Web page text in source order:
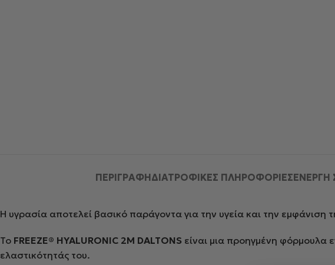
ΠΕΡΙΓΡΑΦΉΔΙΑΤΡΟΦΙΚΕΣ ΠΛΗΡΟΦΟΡΙΕΣΕΝΕΡΓΗ
Η υγρασία αποτελεί βασικό παράγοντα για την υγεία και την εμφάνιση
Το FREEZE® HYALURONIC 2M DALTONS είναι μια προηγμένη φόρμουλα
ελαστικότητάς του.